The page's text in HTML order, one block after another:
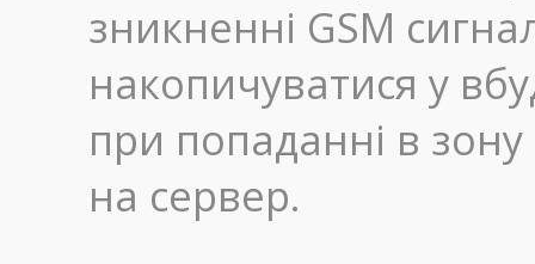
зникненні GSM
накопичуватися у
при попаданні в
на сервер.